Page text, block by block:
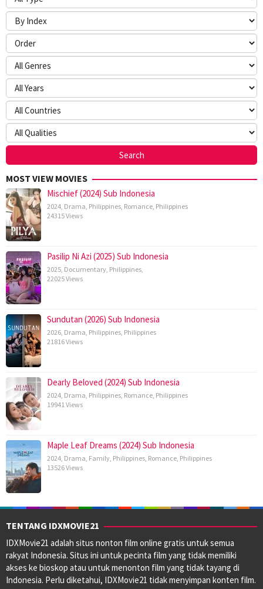
MOST VIEW MOVIES
Mischief (2024) Sub Indonesia
2024 Drama Philippines Romance Philippines
24315 Views
Pasilip Ni Azi (2025) Sub Indonesia
2025 Documentary Philippines
22025 Views
Sundutan (2026) Sub Indonesia
2026 Drama Philippines Philippines
21816 Views
Dearly Beloved (2024) Sub Indonesia
2024 Drama Philippines Romance Philippines
19941 Views
Maple Leaf Dreams (2024) Sub Indonesia
2024 Drama Family Philippines Romance Philippines
13526 Views
TENTANG IDXMOVIE21
IDXMovie21 adalah situs nonton film online gratis untuk semua
rakyat Indonesia. Situs ini untuk pecinta film yang tidak memiliki
akses ke bioskop atau untuk menonton film yang tidak tayang di
Indonesia. Perlu diketahui, IDXMovie21 tidak menyimpan konten film.